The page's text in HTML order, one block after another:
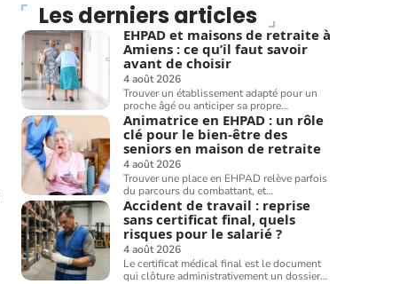
Les derniers articles
EHPAD et maisons de retraite à
Amiens : ce qu’il faut savoir
avant de choisir
4 août 2026
Trouver un établissement adapté pour un
proche âgé ou anticiper sa propre…
Animatrice en EHPAD : un rôle
clé pour le bien-être des
seniors en maison de retraite
4 août 2026
Trouver une place en EHPAD relève parfois
du parcours du combattant, et…
Accident de travail : reprise
sans certificat final, quels
risques pour le salarié ?
4 août 2026
Le certificat médical final est le document
qui clôture administrativement un dossier…